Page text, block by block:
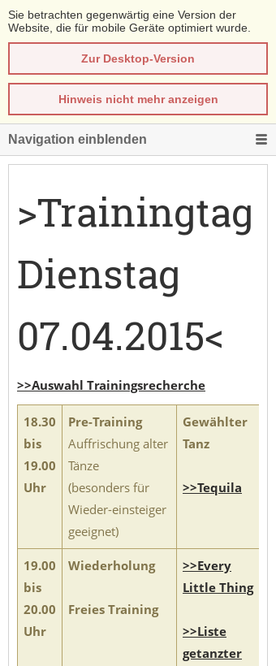
Sie betrachten gegenwärtig eine Version der
Website, die für mobile Geräte optimiert wurde.
Zur Desktop-Version
Hinweis nicht mehr anzeigen
Navigation einblenden
>Trainingtag
Dienstag
07.04.2015<
>>Auswahl Trainingsrecherche
18.30
bis
19.00
Uhr
Pre-Training
Auffrischung alter
Tänze
(besonders für
Wieder-einsteiger
geeignet)
Gewählter
Tanz
>>Tequila
19.00
bis
20.00
Uhr
Wiederholung
Freies Training
>>Every
Little Thing
>>Liste
getanzter